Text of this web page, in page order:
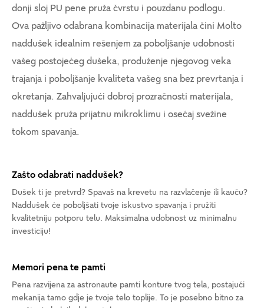
donji sloj PU pene pruža čvrstu i pouzdanu podlogu.
Ova pažljivo odabrana kombinacija materijala čini Molto
naddušek idealnim rešenjem za poboljšanje udobnosti
vašeg postojećeg dušeka, produženje njegovog veka
trajanja i poboljšanje kvaliteta vašeg sna bez prevrtanja i
okretanja. Zahvaljujući dobroj prozračnosti materijala,
naddušek pruža prijatnu mikroklimu i osećaj svežine
tokom spavanja.
Zašto odabrati naddušek?
Dušek ti je pretvrd? Spavaš na krevetu na razvlačenje ili kauču?
Naddušek će poboljšati tvoje iskustvo spavanja i pružiti
kvalitetniju potporu telu. Maksimalna udobnost uz minimalnu
investiciju!
Memori pena te pamti
Pena razvijena za astronaute pamti konture tvog tela, postajući
mekanija tamo gdje je tvoje telo toplije. To je posebno bitno za